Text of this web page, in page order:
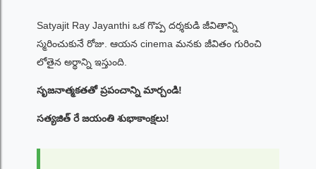
Satyajit Ray Jayanthi ఒక గొప్ప దర్శకుడి జీవితాన్ని
స్మరించుకునే రోజు. ఆయన cinema మనకు జీవితం గురించి
లోతైన అర్థాన్ని ఇస్తుంది.
సృజనాత్మకతతో ప్రపంచాన్ని మార్చండి!
సత్యజిత్ రే జయంతి శుభాకాంక్షలు!